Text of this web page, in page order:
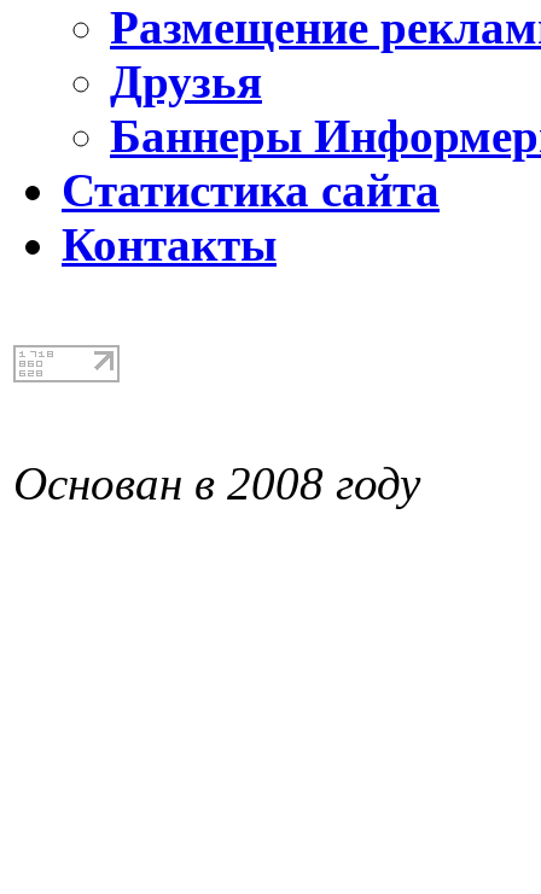
Размещение
Друзья
Баннеры
Статистика сайта
Контакты
Основан в 2008 году